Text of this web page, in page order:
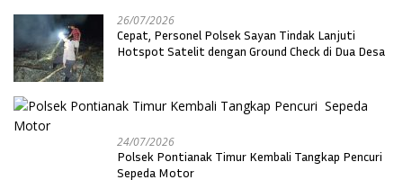
26/07/2026
Cepat, Personel Polsek Sayan Tindak Lanjuti
Hotspot Satelit dengan Ground Check di Dua Desa
24/07/2026
Polsek Pontianak Timur Kembali Tangkap Pencuri
Sepeda Motor